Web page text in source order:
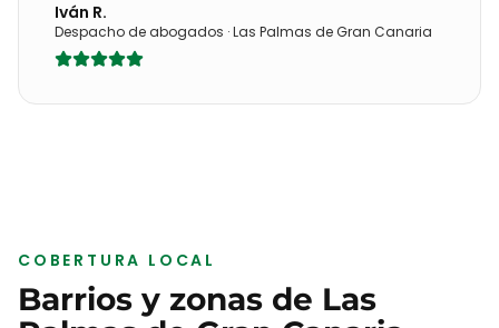
Iván R.
Despacho de abogados ·Las Palmas de Gran Canaria
COBERTURA LOCAL
Barrios y zonas de Las